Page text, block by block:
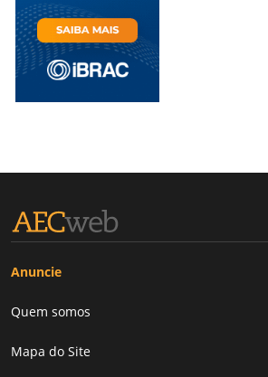
Anuncie
Quem somos
Mapa do Site